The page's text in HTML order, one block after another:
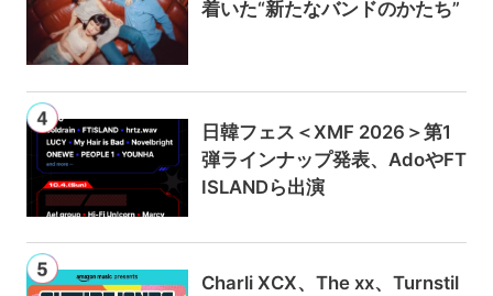
着いた“新たなバンドのかたち”
日韓フェス＜XMF 2026＞第1
弾ラインナップ発表、AdoやFT
ISLANDら出演
Charli XCX、The xx、Turnstil